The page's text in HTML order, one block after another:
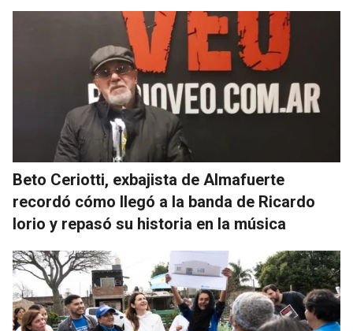
Beto Ceriotti, exbajista de Almafuerte
recordó cómo llegó a la banda de Ricardo
Iorio y repasó su historia en la música